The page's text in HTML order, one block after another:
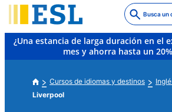
to
main
content
Busca un
¿Una estancia de larga duración en el
mes y ahorra hasta un
Cursos de idiomas y destinos
Liverpool